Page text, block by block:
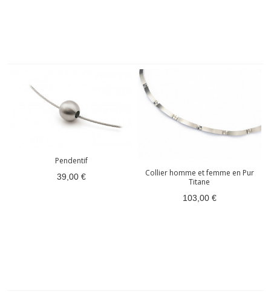
Pendentif
39,00 €
Collier homme et femme en Pur
Titane
103,00 €